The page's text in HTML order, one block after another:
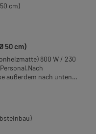
50 cm)
800 W / 230
außerdem nach unten
thermostatisch